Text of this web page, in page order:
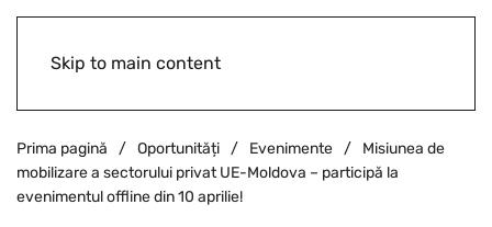
Skip to main content
Prima pagină Oportunități Evenimente
Misiunea de
mobilizare a sectorului privat UE-Moldova – participă la
evenimentul offline din 10 aprilie!